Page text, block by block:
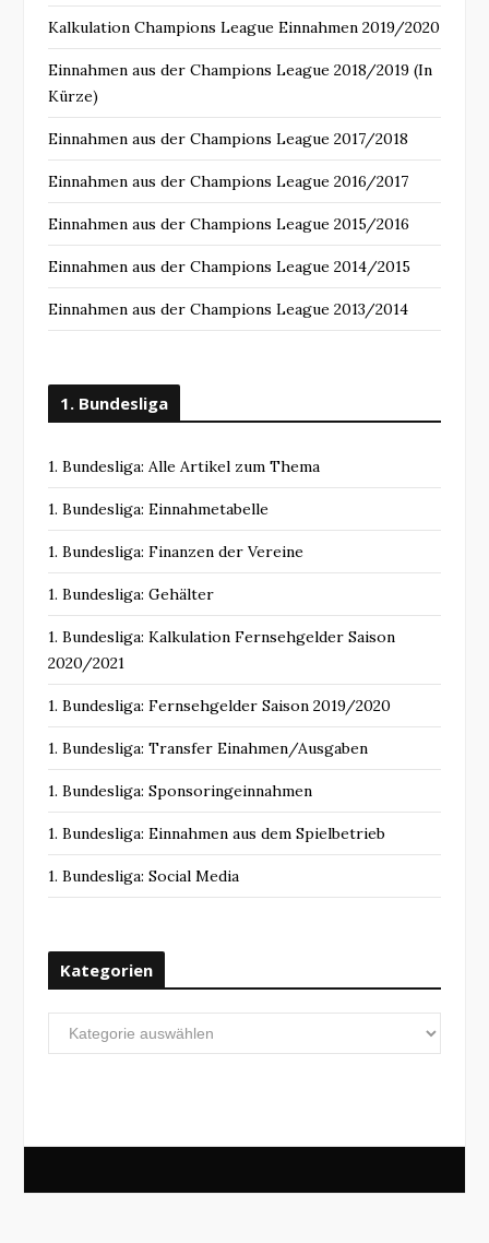
Kalkulation Champions League Einnahmen 2019/2020
Einnahmen aus der Champions League 2018/2019 (In
Kürze)
Einnahmen aus der Champions League 2017/2018
Einnahmen aus der Champions League 2016/2017
Einnahmen aus der Champions League 2015/2016
Einnahmen aus der Champions League 2014/2015
Einnahmen aus der Champions League 2013/2014
1. Bundesliga
1. Bundesliga: Alle Artikel zum Thema
1. Bundesliga: Einnahmetabelle
1. Bundesliga: Finanzen der Vereine
1. Bundesliga: Gehälter
1. Bundesliga: Kalkulation Fernsehgelder Saison
2020/2021
1. Bundesliga: Fernsehgelder Saison 2019/2020
1. Bundesliga: Transfer Einahmen/Ausgaben
1. Bundesliga: Sponsoringeinnahmen
1. Bundesliga: Einnahmen aus dem Spielbetrieb
1. Bundesliga: Social Media
Kategorien